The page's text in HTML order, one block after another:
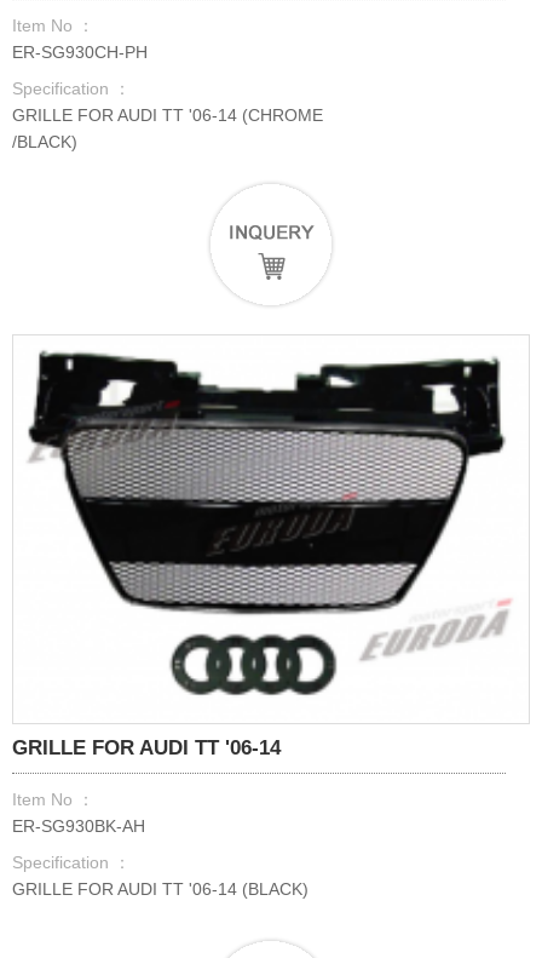
Item No ：
ER-SG930CH-PH
Specification ：
GRILLE FOR AUDI TT '06-14 (CHROME
/BLACK)
GRILLE FOR AUDI TT '06-14
Item No ：
ER-SG930BK-AH
Specification ：
GRILLE FOR AUDI TT '06-14 (BLACK)